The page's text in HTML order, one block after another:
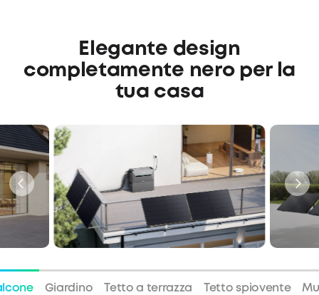
Elegante design
completamente nero per la
tua casa
Giardino Tetto a terrazza Tetto spiovente